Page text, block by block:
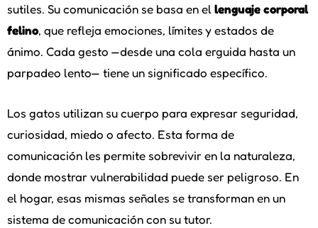
sutiles. Su comunicación se basa en ellenguaje corporal
felino, que refleja emociones, límites y estados de
ánimo. Cada gesto —desde una cola erguida hasta un
parpadeo lento— tiene un significado específico.
Los gatos utilizan su cuerpo para expresar seguridad,
curiosidad, miedo o afecto. Esta forma de
comunicación les permite sobrevivir en la naturaleza,
donde mostrar vulnerabilidad puede ser peligroso. En
el hogar, esas mismas señales se transforman en un
sistema de comunicación con su tutor.